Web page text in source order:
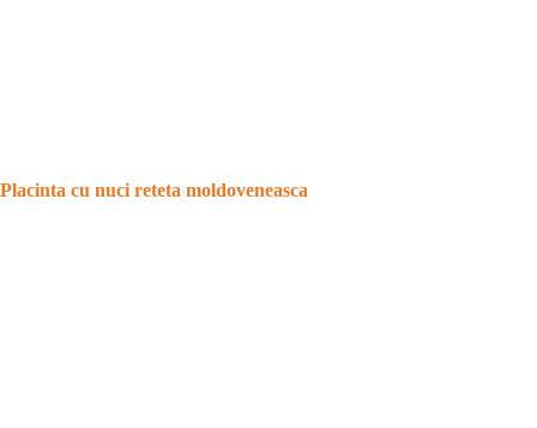
Placinta cu nuci reteta moldoveneasca